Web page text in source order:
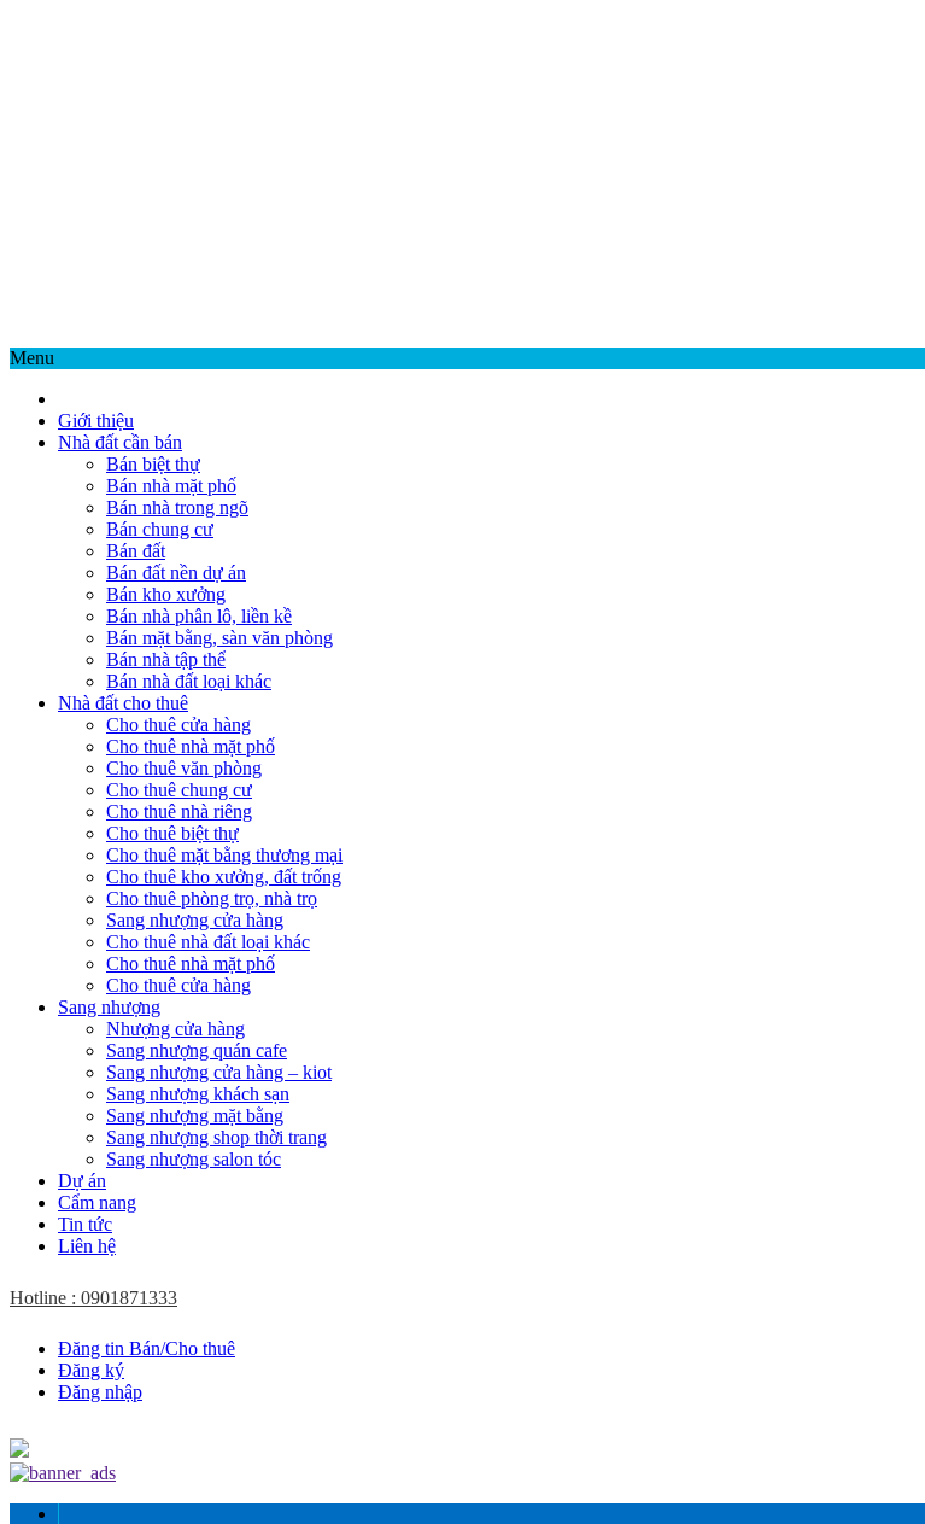
Menu
Giới thiệu
Nhà đất cần bán
Bán biệt thự
Bán nhà mặt phố
Bán nhà trong ngõ
Bán chung cư
Bán đất
Bán đất nền dự án
Bán kho xưởng
Bán nhà phân lô, liền kề
Bán mặt bằng, sàn văn phòng
Bán nhà tập thể
Bán nhà đất loại khác
Nhà đất cho thuê
Cho thuê cửa hàng
Cho thuê nhà mặt phố
Cho thuê văn phòng
Cho thuê chung cư
Cho thuê nhà riêng
Cho thuê biệt thự
Cho thuê mặt bằng thương mại
Cho thuê kho xưởng, đất trống
Cho thuê phòng trọ, nhà trọ
Sang nhượng cửa hàng
Cho thuê nhà đất loại khác
Cho thuê nhà mặt phố
Cho thuê cửa hàng
Sang nhượng
Nhượng cửa hàng
Sang nhượng quán cafe
Sang nhượng cửa hàng – kiot
Sang nhượng khách sạn
Sang nhượng mặt bằng
Sang nhượng shop thời trang
Sang nhượng salon tóc
Dự án
Cẩm nang
Tin tức
Liên hệ
Hotline : 0901871333
Đăng tin Bán/Cho thuê
Đăng ký
Đăng nhập